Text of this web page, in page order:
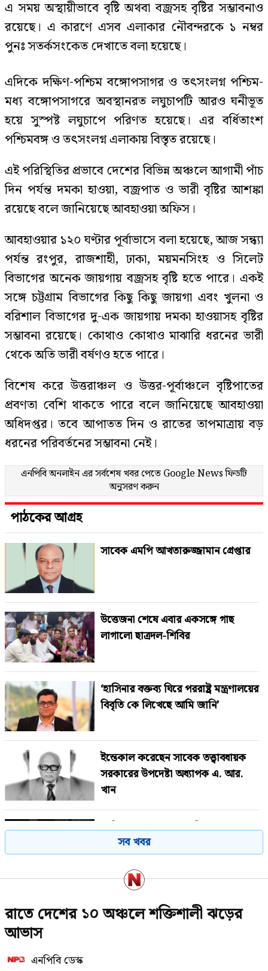
এ সময় অস্থায়ীভাবে বৃষ্টি অথবা বজ্রসহ বৃষ্টির সম্ভাবনাও
রয়েছে। এ কারণে এসব এলাকার নৌবন্দরকে ১ নম্বর
পুনঃ সতর্কসংকেত দেখাতে বলা হয়েছে।
এদিকে দক্ষিণ-পশ্চিম বঙ্গোপসাগর ও তৎসংলগ্ন পশ্চিম-
মধ্য বঙ্গোপসাগরে অবস্থানরত লঘুচাপটি আরও ঘনীভূত
হয়ে সুস্পষ্ট লঘুচাপে পরিণত হয়েছে। এর বর্ধিতাংশ
পশ্চিমবঙ্গ ও তৎসংলগ্ন এলাকায় বিস্তৃত রয়েছে।
এই পরিস্থিতির প্রভাবে দেশের বিভিন্ন অঞ্চলে আগামী পাঁচ
দিন পর্যন্ত দমকা হাওয়া, বজ্রপাত ও ভারী বৃষ্টির আশঙ্কা
রয়েছে বলে জানিয়েছে আবহাওয়া অফিস।
আবহাওয়ার ১২০ ঘণ্টার পূর্বাভাসে বলা হয়েছে, আজ সন্ধ্যা
পর্যন্ত রংপুর, রাজশাহী, ঢাকা, ময়মনসিংহ ও সিলেট
বিভাগের অনেক জায়গায় বজ্রসহ বৃষ্টি হতে পারে। একই
সঙ্গে চট্টগ্রাম বিভাগের কিছু কিছু জায়গা এবং খুলনা ও
বরিশাল বিভাগের দু-এক জায়গায় দমকা হাওয়াসহ বৃষ্টির
সম্ভাবনা রয়েছে। কোথাও কোথাও মাঝারি ধরনের ভারী
থেকে অতি ভারী বর্ষণও হতে পারে।
বিশেষ করে উত্তরাঞ্চল ও উত্তর-পূর্বাঞ্চলে বৃষ্টিপাতের
প্রবণতা বেশি থাকতে পারে বলে জানিয়েছে আবহাওয়া
অধিদপ্তর। তবে আপাতত দিন ও রাতের তাপমাত্রায় বড়
ধরনের পরিবর্তনের সম্ভাবনা নেই।
এনপিবি অনলাইন এর সর্বশেষ খবর পেতে Google Newsফিডটি
অনুসরণ করুন
পাঠকের আগ্রহ
সাবেক এমপি আখতারুজ্জামান গ্রেপ্তার
উত্তেজনা শেষে এবার একসঙ্গে গাছ
লাগালো ছাত্রদল-শিবির
‘হাসিনার বক্তব্য ঘিরে পররাষ্ট্র মন্ত্রণালয়ের
বিবৃতি কে লিখেছে আমি জানি’
ইন্তেকাল করেছেন সাবেক তত্ত্বাবধায়ক
সরকারের উপদেষ্টা অধ্যাপক এ. আর.
খান
সাকিব আল হাসানের বাড়িতে বোমা
নিক্ষেপ
মাগুরার বাড়িতে হামলার প্রতিক্রিয়া
জানালেন সাকিব
সব খবর
রাতে দেশের ১০ অঞ্চলে শক্তিশালী ঝড়ের
আভাস
এনপিবি ডেস্ক